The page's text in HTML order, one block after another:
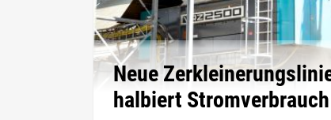
Neue
halbiert Stromverbrauch